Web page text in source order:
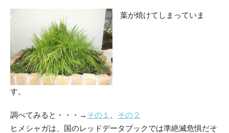
葉が焼けてしまっていま
す。
調べてみると・・・→ その１
その２
ヒメシャガは、国のレッドデータブックでは準絶滅危惧だそ